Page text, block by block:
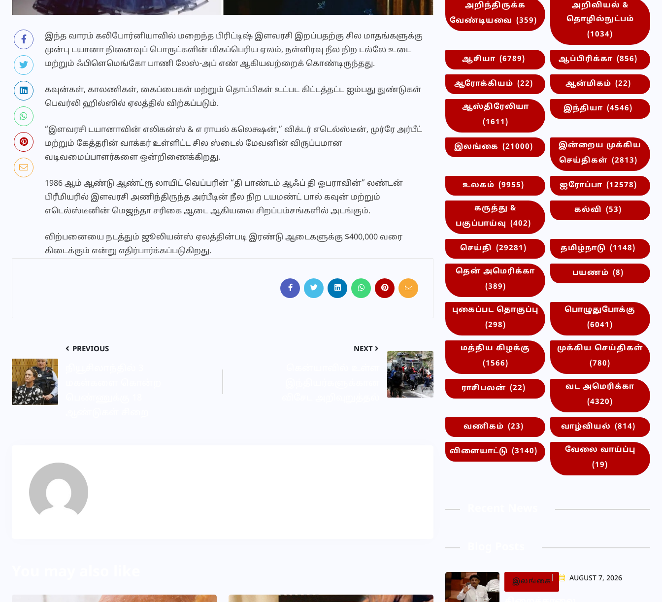
இந்த வாரம் கலிபோர்னியாவில் மறைந்த பிரிட்டிஷ் இளவரசி இறப்பதற்கு சில மாதங்களுக்கு
முன்பு டயானா நினைவுப் பொருட்களின் மிகப்பெரிய ஏலம், நள்ளிரவு நீல நிற டல்லே உடை
மற்றும் ஃபிளெமெங்கோ பாணி லேஸ்-அப் எண் ஆகியவற்றைக் கொண்டிருந்தது.
கவுன்கள், காலணிகள், கைப்பைகள் மற்றும் தொப்பிகள் உட்பட கிட்டத்தட்ட ஐம்பது துண்டுகள்
பெவர்லி ஹில்ஸில் ஏலத்தில் விற்கப்படும்.
“இளவரசி டயானாவின் எலிகன்ஸ் & எ ராயல் கலெக்ஷன்,” விக்டர் எடெல்ஸ்டீன், முர்ரே அர்பீட்
மற்றும் கேத்தரின் வாக்கர் உள்ளிட்ட சில ஸ்டைல் ​​மேவனின் விருப்பமான
வடிவமைப்பாளர்களை ஒன்றிணைக்கிறது.
1986 ஆம் ஆண்டு ஆண்ட்ரூ லாயிட் வெப்பரின் “தி பாண்டம் ஆஃப் தி ஓபராவின்” லண்டன்
பிரீமியரில் இளவரசி அணிந்திருந்த அர்பீடின் நீல நிற டயமண்ட் பால் கவுன் மற்றும்
எடெல்ஸ்டீனின் மெஜந்தா சரிகை ஆடை ஆகியவை சிறப்பம்சங்களில் அடங்கும்.
விற்பனையை நடத்தும் ஜூலியன்ஸ் ஏலத்தின்படி இரண்டு ஆடைகளுக்கு $400,000 வரை
கிடைக்கும் என்று எதிர்பார்க்கப்படுகிறது.
PREVIOUS NEXT
அறிந்திருக்க
வேண்டியவை (359)
அறிவியல் &
தொழில்நுட்பம்
(1034)
ஆசியா (6789) ஆப்பிரிக்கா (856)
ஆரோக்கியம் (22) ஆன்மிகம் (22)
ஆஸ்திரேலியா
(1611)
இந்தியா (4546)
இலங்கை (21000)
இன்றைய முக்கிய
செய்திகள் (2813)
உலகம் (9955) ஐரோப்பா (12578)
கருத்து &
பகுப்பாய்வு (402)
கல்வி (53)
செய்தி (29281) தமிழ்நாடு (1148)
தென் அமெரிக்கா
(389)
பயணம் (8)
புகைப்பட தொகுப்பு
(298)
பொழுதுபோக்கு
(6041)
மத்திய கிழக்கு
(1566)
முக்கிய செய்திகள்
(780)
ராசிபலன் (22)
வட அமெரிக்கா
(4320)
வணிகம் (23) வாழ்வியல் (814)
விளையாட்டு (3140)
வேலை வாய்ப்பு
(19)
இலங்கை AUGUST 7, 2026